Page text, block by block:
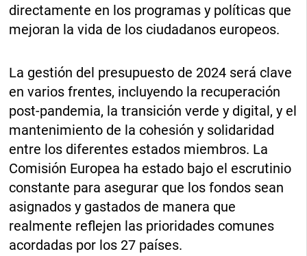
directamente en los programas y políticas que
mejoran la vida de los ciudadanos europeos.
La gestión del presupuesto de 2024 será clave
en varios frentes, incluyendo la recuperación
post-pandemia, la transición verde y digital, y el
mantenimiento de la cohesión y solidaridad
entre los diferentes estados miembros. La
Comisión Europea ha estado bajo el escrutinio
constante para asegurar que los fondos sean
asignados y gastados de manera que
realmente reflejen las prioridades comunes
acordadas por los 27 países.